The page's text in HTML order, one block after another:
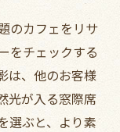
のカフェをリサ
をチェックする
は、他のお客様
光が入る窓際席
選ぶと、より素